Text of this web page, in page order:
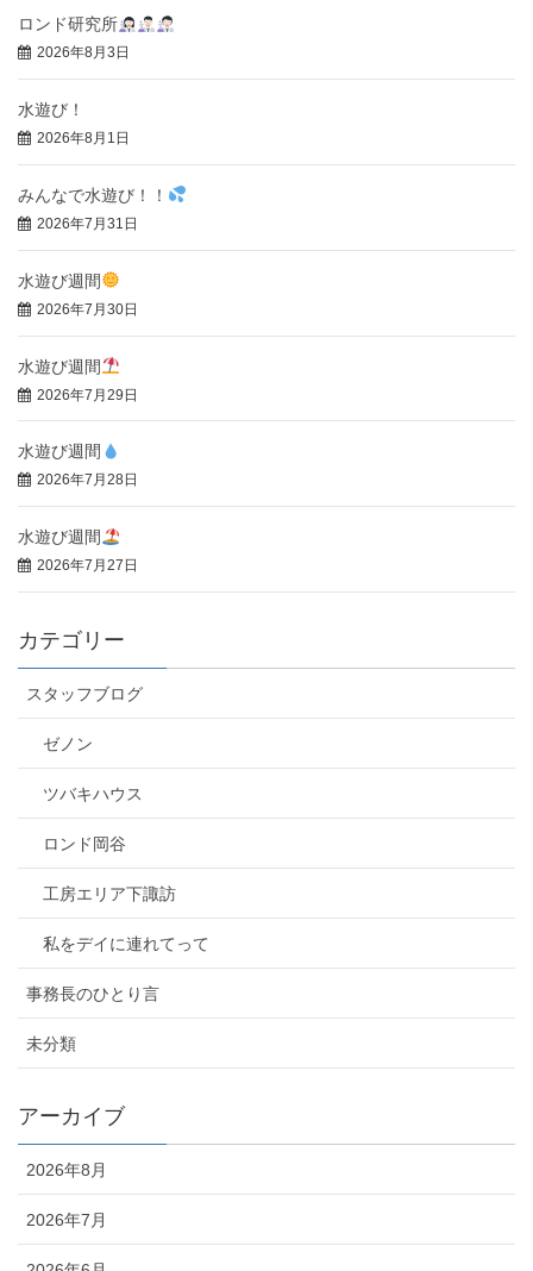
ロンド研究所
2026年8月3日
水遊び！
2026年8月1日
みんなで水遊び！！
2026年7月31日
水遊び週間
2026年7月30日
水遊び週間
2026年7月29日
水遊び週間
2026年7月28日
水遊び週間
2026年7月27日
カテゴリー
スタッフブログ
ゼノン
ツバキハウス
ロンド岡谷
工房エリア下諏訪
私をデイに連れてって
事務長のひとり言
未分類
アーカイブ
2026年8月
2026年7月